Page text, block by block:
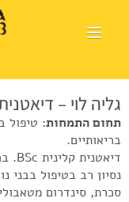
דף הבית
אודות
המלצות שימוש
חנות
גליה לוי –
תחום התמחות: טיפול
בריאותיים.
דיאטנית קלינית BSc. ברשיון משרד הבריאות.
נסיון רב בטיפול בבני
סכרת, סינדרום